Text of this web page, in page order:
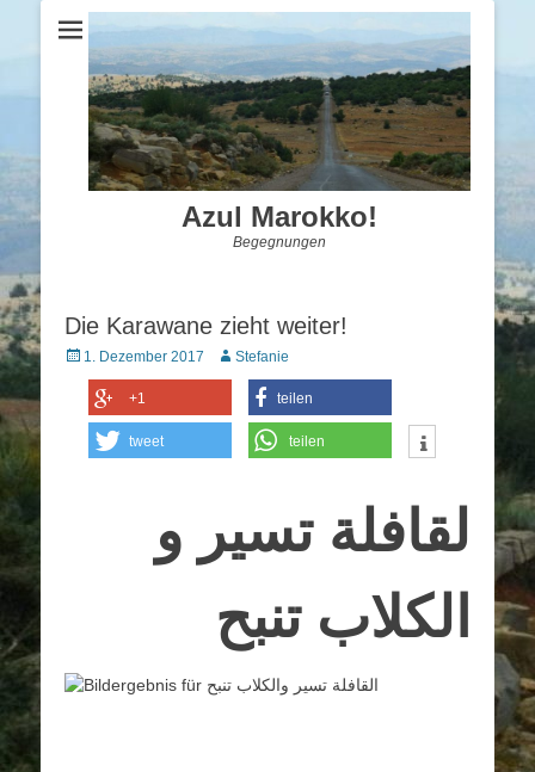
Azul Marokko!
Begegnungen
Die Karawane zieht weiter!
Posted
1. Dezember 2017 AutorStefanie
+1 teilen
tweet teilen
لقافلة تسير و
الكلاب تنبح